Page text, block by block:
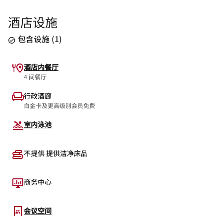
酒店设施
包含设施 (1)
酒店内餐厅
4 间餐厅
行政酒廊
白金卡及更高级别会员免费
室内泳池
不提供 提供洁净床品
商务中心
会议空间